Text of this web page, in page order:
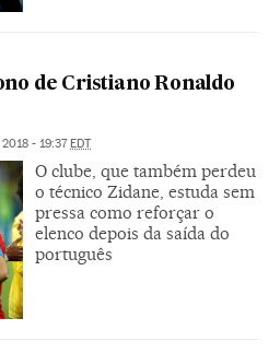
de Cristiano Ronaldo
2018 - 19:37EDT
O clube, que também perdeu
o técnico Zidane, estuda sem
pressa como reforçar o
elenco depois da saída do
português